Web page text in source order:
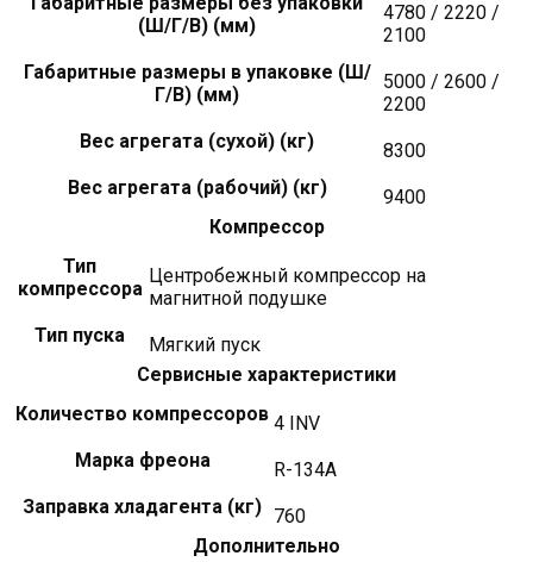
(Ш/Г/В) (мм)
4780 / 2220 /
2100
Габаритные размеры в упаковке (Ш/
Г/В) (мм)
5000 / 2600 /
2200
Вес агрегата (сухой) (кг)
8300
Вес агрегата (рабочий) (кг)
9400
Компрессор
Тип
компрессора
Центробежный компрессор на
магнитной подушке
Тип пуска
Мягкий пуск
Сервисные характеристики
Количество компрессоров 4 INV
Марка фреона
R-134A
Заправка хладагента (кг) 760
Дополнительно